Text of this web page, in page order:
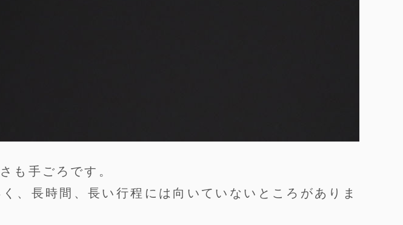
も手ごろです。
、長時間、長い行程には向いていないところがありま